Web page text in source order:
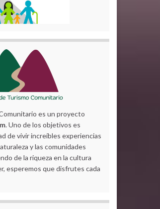
es un proyecto
. Uno de los objetivos es
de vivir increíbles experiencias
y las comunidades
de la riqueza en la cultura
esperemos que disfrutes cada